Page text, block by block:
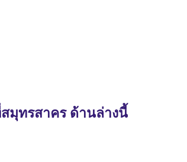
มุทรสาคร ด้านล่างนี้